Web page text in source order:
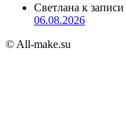
Светлана к записи
06.08.2026
© All-make.su